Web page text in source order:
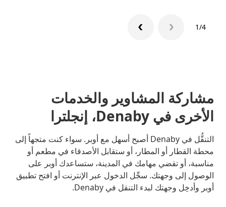
1/4
مشاركة المشاوير والخدمات
الأخرى في Denaby، إنجلترا
التنقُّل في Denaby أصبح أسهل مع أوبر. سواء كنت متجهاً إلى
محطة القطار أو المطار، أو ستقابل الأصدقاء في مطعم أو
مناسبة، أو تقضي مهامك في المدينة، ستساعدك أوبر على
الوصول إلى وجهتك. سجِّل الدخول عبر الإنترنت أو افتح تطبيق
أوبر وأدخِل وجهتك لبدء التنقل في Denaby.